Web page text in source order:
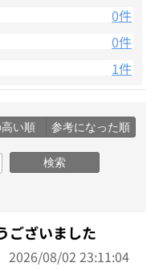
0件
0件
1件
い順 参考になった順
検索
ございました
2026/08/02 23:11:04